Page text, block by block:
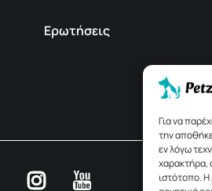
Για να
την
εν λόγω
χαρακτήρα,
ιστότοπο.
Ερωτήσεις